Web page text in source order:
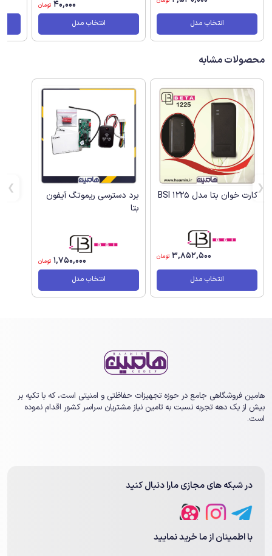
انتخاب مدل
40,000 تومان
انتخاب مدل
محصولات مشابه
کارت خوان بتا مدل BSI 1225
3,852,500 تومان
انتخاب مدل
برد دسترسی ریموتگ آیفون
بتا
1,750,000 تومان
انتخاب مدل
هامین فروشگاهی جامع در حوزه تجهیزات حفاظتی و امنیتی است، که با تکیه بر
بیش از یک ‏دهه تجربه نسبت به تامین نیاز مشتریان سراسر کشور اقدام نموده
است.
در شبکه های مجازی مارا دنبال کنید
با اطمینان از ما خرید نمایید